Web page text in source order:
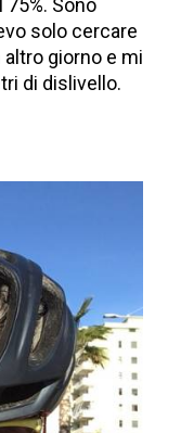
Sono
solo cercare
altro giorno e mi
di dislivello.